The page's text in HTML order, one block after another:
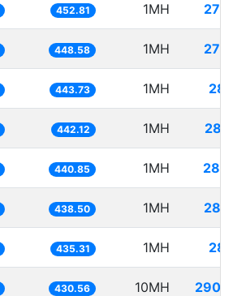
452.81 1MH
448.58 1MH
443.73 1MH
442.12 1MH
440.85 1MH
438.50 1MH
435.31 1MH
430.56 10MH